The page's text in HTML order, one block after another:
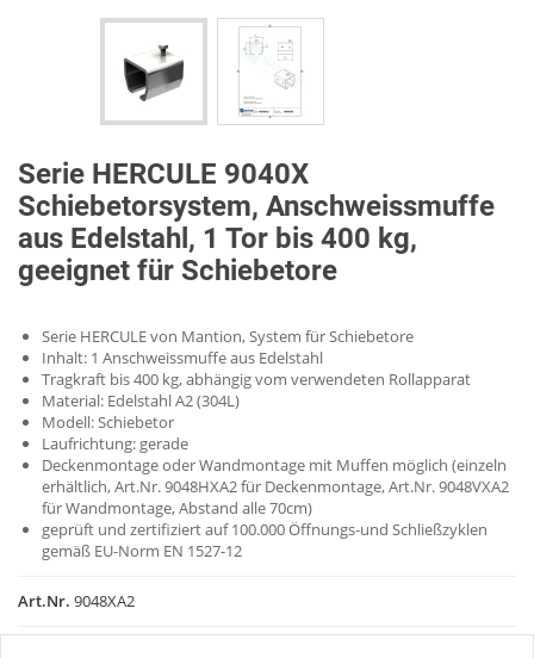
Serie HERCULE 9040X
Schiebetorsystem, Anschweissmuffe
aus Edelstahl, 1 Tor bis 400 kg,
geeignet für Schiebetore
Serie HERCULE von Mantion, System für Schiebetore
Inhalt: 1 Anschweissmuffe aus Edelstahl
Tragkraft bis 400 kg, abhängig vom verwendeten Rollapparat
Material: Edelstahl A2 (304L)
Modell: Schiebetor
Laufrichtung: gerade
Deckenmontage oder Wandmontage mit Muffen möglich (einzeln
erhältlich, Art.Nr. 9048HXA2 für Deckenmontage, Art.Nr. 9048VXA2
für Wandmontage, Abstand alle 70cm)
geprüft und zertifiziert auf 100.000 Öffnungs-und Schließzyklen
gemäß EU-Norm EN 1527-12
Art.Nr. 9048XA2